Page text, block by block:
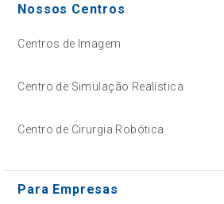
Nossos Centros
Centros de Imagem
Centro de Simulação Realística
Centro de Cirurgia Robótica
Para Empresas